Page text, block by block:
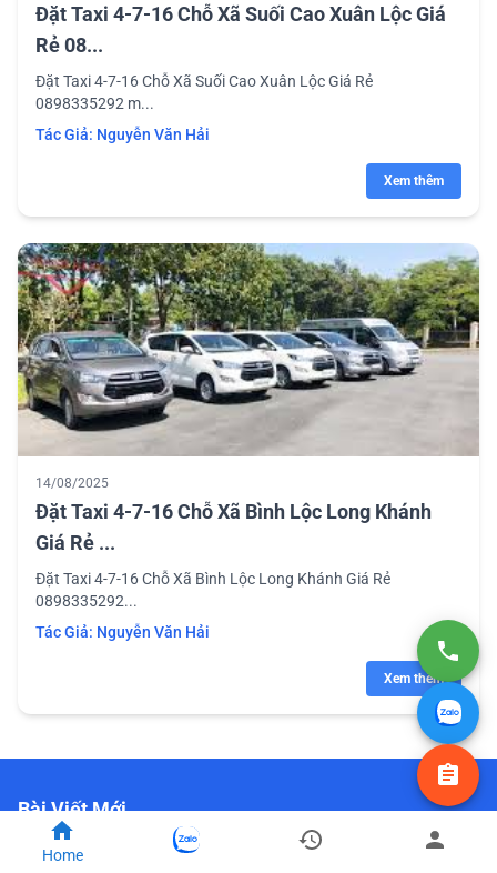
Đặt Taxi 4-7-16 Chỗ Xã Suối Cao Xuân Lộc Giá
Rẻ 08...
Đặt Taxi 4-7-16 Chỗ Xã Suối Cao Xuân Lộc Giá Rẻ
0898335292 m...
Tác Giả: Nguyễn Văn Hải
Xem thêm
14/08/2025
Đặt Taxi 4-7-16 Chỗ Xã Bình Lộc Long Khánh
Giá Rẻ ...
Đặt Taxi 4-7-16 Chỗ Xã Bình Lộc Long Khánh Giá Rẻ
0898335292...
Tác Giả: Nguyễn Văn Hải
Xem thêm
Home
Bài Viết Mới